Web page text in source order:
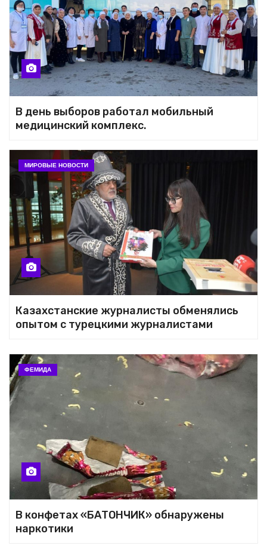
В день выборов работал мобильный
медицинский комплекс.
МИРОВЫЕ НОВОСТИ
Казахстанские журналисты обменялись
опытом с турецкими журналистами
ФЕМИДА
В конфетах «БАТОНЧИК» обнаружены
наркотики